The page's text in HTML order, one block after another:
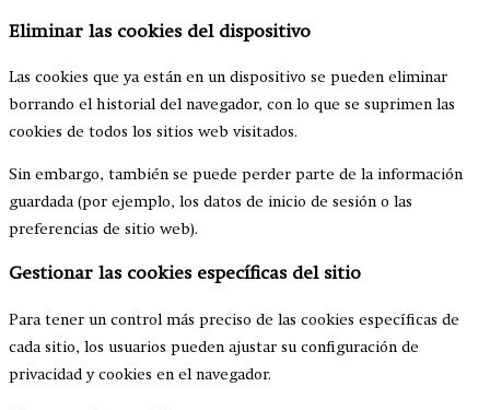
Eliminar las cookies del dispositivo
Las cookies que ya están en un dispositivo se pueden eliminar
borrando el historial del navegador, con lo que se suprimen las
cookies de todos los sitios web visitados.
Sin embargo, también se puede perder parte de la información
guardada (por ejemplo, los datos de inicio de sesión o las
preferencias de sitio web).
Gestionar las cookies específicas del sitio
Para tener un control más preciso de las cookies específicas de
cada sitio, los usuarios pueden ajustar su configuración de
privacidad y cookies en el navegador.